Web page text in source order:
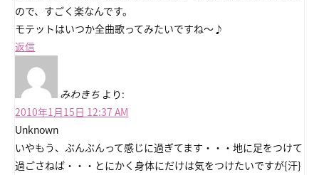
ので、すごく楽なんです。
モテットはいつか全曲歌ってみたいですね～♪
返信
みわきち より:
2010年1月15日 12:37 AM
Unknown
いやもう、ぶんぶんって感じに過ぎてます・・・地に足をつけて
過ごさねば・・・とにかく身体にだけは気をつけたいですが{汗}